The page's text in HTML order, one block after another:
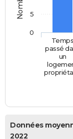
Temps
passé
un
0
5
Données
2022